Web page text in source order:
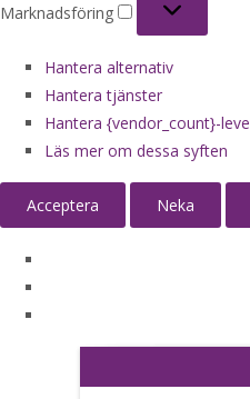
Marknadsföring
Hantera alternativ
Hantera tjänster
Hantera {vendor_count}-
Läs mer om dessa syften
Acceptera Neka